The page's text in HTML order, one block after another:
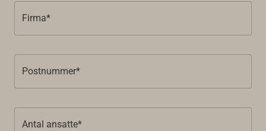
Firma*
Postnummer*
Antal ansatte*